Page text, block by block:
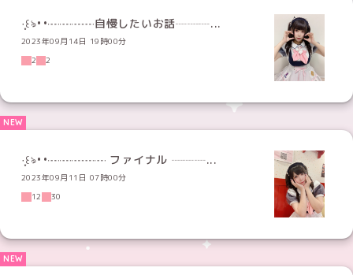
·̩͙꒰ঌ••┈┈┈┈自慢したいお話┈┈┈...
2023年09月14日 19時00分
2
2
·̩͙꒰ঌ••┈┈┈┈┈ ファイナル ┈┈┈...
2023年09月11日 07時00分
12
30